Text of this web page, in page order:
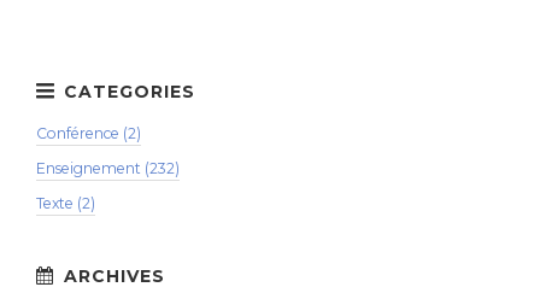
Conférence (2)
Enseignement (232)
Texte (2)